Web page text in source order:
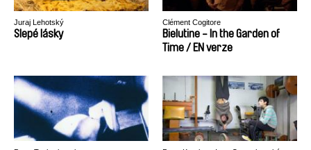
Juraj Lehotský
Slepé lásky
Clément Cogitore
Bielutine - In the Garden of
Time / EN verze